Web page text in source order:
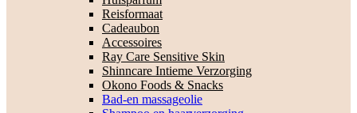
Reisformaat
Cadeaubon
Accessoires
Ray Care Sensitive Skin
Shinncare Intieme Verzorging
Okono Foods & Snacks
Bad-en massageolie